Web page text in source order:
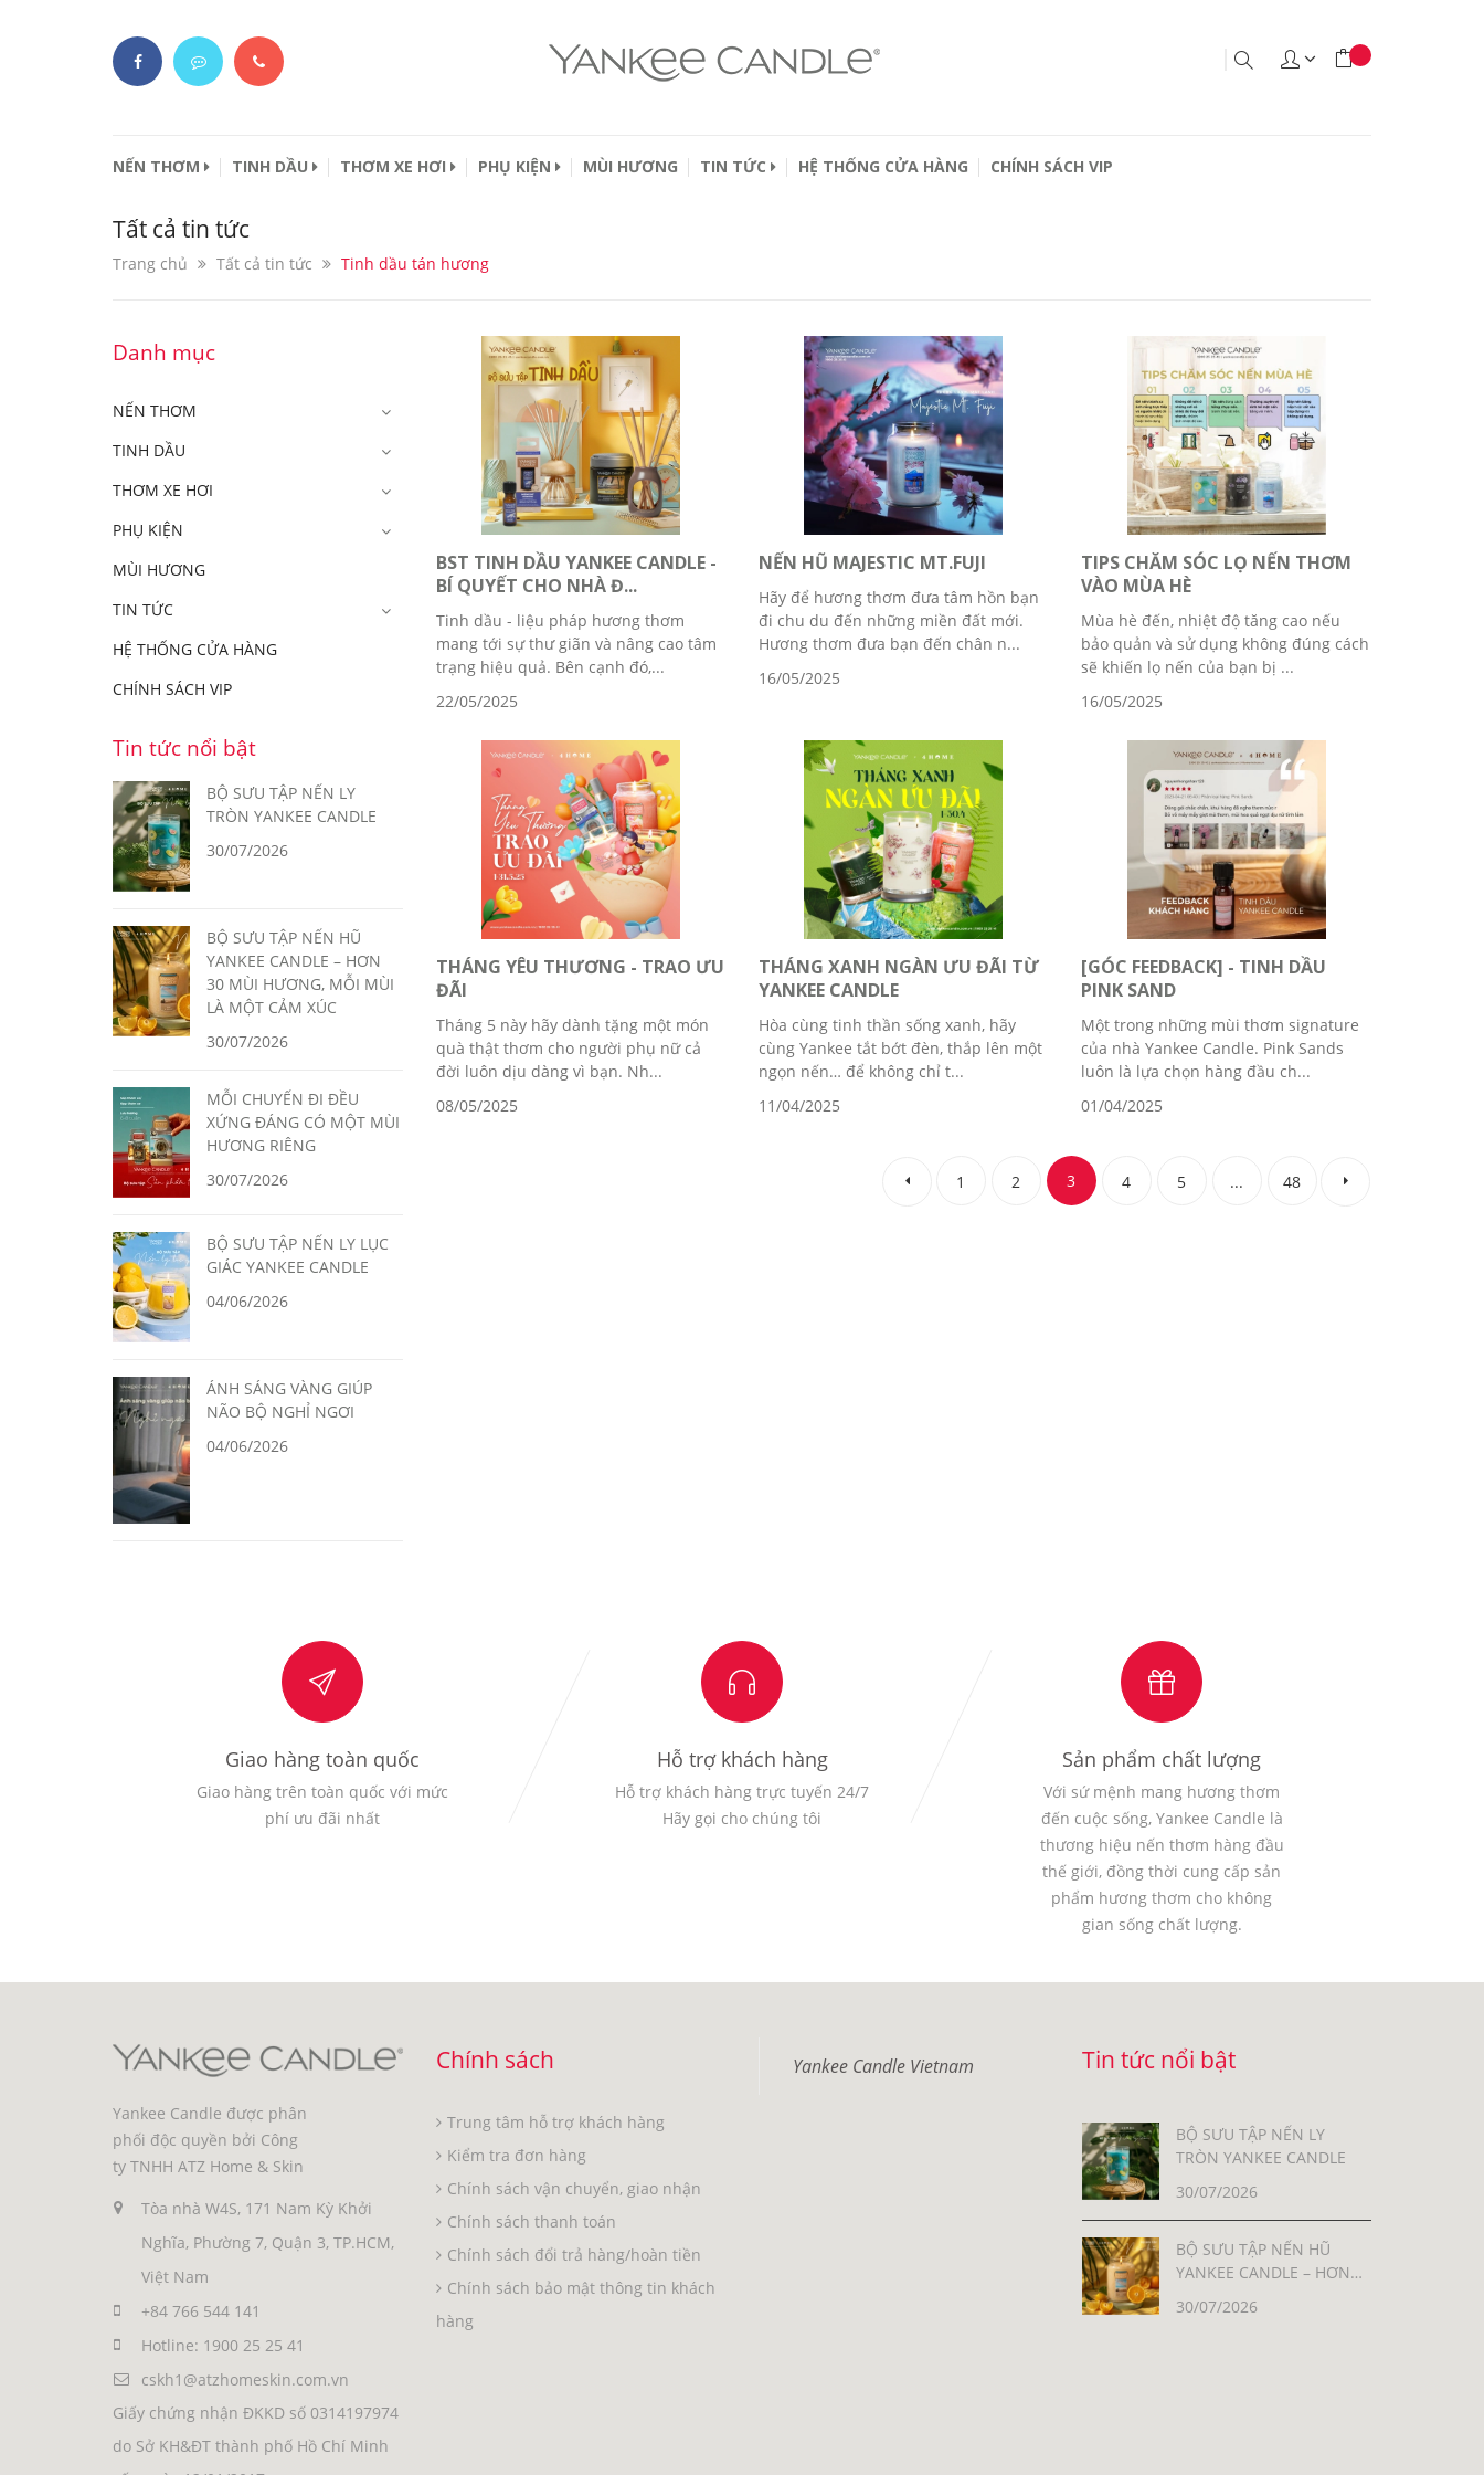
NẾN THƠM TINH DẦU THƠM XE HƠI PHỤ KIỆN MÙI HƯƠNG TIN TỨC HỆ THỐNG CỬA HÀNG CHÍNH SÁCH VIP
Tất cả tin tức
Trang chủ Tất cả tin tức Tinh dầu tán hương
BST TINH DẦU YANKEE CANDLE -
BÍ QUYẾT CHO NHÀ Đ...
Tinh dầu - liệu pháp hương thơm
mang tới sự thư giãn và nâng cao tâm
trạng hiệu quả. Bên cạnh đó,...
22/05/2025
NẾN HŨ MAJESTIC MT.FUJI
Hãy để hương thơm đưa tâm hồn bạn
đi chu du đến những miền đất mới.
Hương thơm đưa bạn đến chân n...
16/05/2025
TIPS CHĂM SÓC LỌ NẾN THƠM
VÀO MÙA HÈ
Mùa hè đến, nhiệt độ tăng cao nếu
bảo quản và sử dụng không đúng cách
sẽ khiến lọ nến của bạn bị ...
16/05/2025
THÁNG YÊU THƯƠNG - TRAO ƯU
ĐÃI
Tháng 5 này hãy dành tặng một món
quà thật thơm cho người phụ nữ cả
đời luôn dịu dàng vì bạn. Nh...
08/05/2025
THÁNG XANH NGÀN ƯU ĐÃI TỪ
YANKEE CANDLE
Hòa cùng tinh thần sống xanh, hãy
cùng Yankee tắt bớt đèn, thắp lên một
ngọn nến… để không chỉ t...
11/04/2025
[GÓC FEEDBACK] - TINH DẦU
PINK SAND
Một trong những mùi thơm signature
của nhà Yankee Candle. Pink Sands
luôn là lựa chọn hàng đầu ch...
01/04/2025
1 2 3 4 5 ... 48
Danh mục
NẾN THƠM
TINH DẦU
THƠM XE HƠI
PHỤ KIỆN
MÙI HƯƠNG
TIN TỨC
HỆ THỐNG CỬA HÀNG
CHÍNH SÁCH VIP
Tin tức nổi bật
BỘ SƯU TẬP NẾN LY
TRÒN YANKEE CANDLE
30/07/2026
BỘ SƯU TẬP NẾN HŨ
YANKEE CANDLE – HƠN
30 MÙI HƯƠNG, MỖI MÙI
LÀ MỘT CẢM XÚC
30/07/2026
MỖI CHUYẾN ĐI ĐỀU
XỨNG ĐÁNG CÓ MỘT MÙI
HƯƠNG RIÊNG
30/07/2026
BỘ SƯU TẬP NẾN LY LỤC
GIÁC YANKEE CANDLE
04/06/2026
ÁNH SÁNG VÀNG GIÚP
NÃO BỘ NGHỈ NGƠI
04/06/2026
Giao hàng toàn quốc
Giao hàng trên toàn quốc với mức
phí ưu đãi nhất
Hỗ trợ khách hàng
Hỗ trợ khách hàng trực tuyến 24/7
Hãy gọi cho chúng tôi
Sản phẩm chất lượng
Với sứ mệnh mang hương thơm
đến cuộc sống, Yankee Candle là
thương hiệu nến thơm hàng đầu
thế giới, đồng thời cung cấp sản
phẩm hương thơm cho không
gian sống chất lượng.
Yankee Candle được phân
phối độc quyền bởi Công
ty TNHH ATZ Home & Skin
Tòa nhà W4S, 171 Nam Kỳ Khởi
Nghĩa, Phường 7, Quận 3, TP.HCM,
Việt Nam
+84 766 544 141
Hotline: 1900 25 25 41
cskh1@atzhomeskin.com.vn
Giấy chứng nhận ĐKKD số 0314197974
do Sở KH&ĐT thành phố Hồ Chí Minh
Chính sách
Trung tâm hỗ trợ khách hàng
Kiểm tra đơn hàng
Chính sách vận chuyển, giao nhận
Chính sách thanh toán
Chính sách đổi trả hàng/hoàn tiền
Chính sách bảo mật thông tin khách
hàng
Yankee Candle Vietnam Tin tức nổi bật
BỘ SƯU TẬP NẾN LY
TRÒN YANKEE CANDLE
30/07/2026
BỘ SƯU TẬP NẾN HŨ
YANKEE CANDLE – HƠN
LÀ MỘT CẢM XÚC
30/07/2026